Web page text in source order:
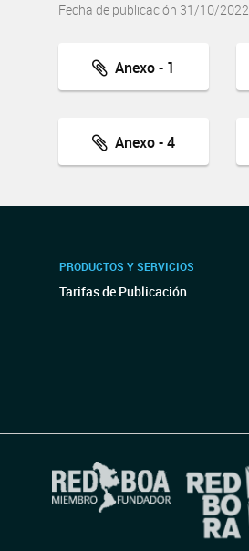
Fecha de publicación 31/10/2022
Anexo - 1
Anexo - 4
PRODUCTOS Y SERVICIOS
Tarifas de Publicación